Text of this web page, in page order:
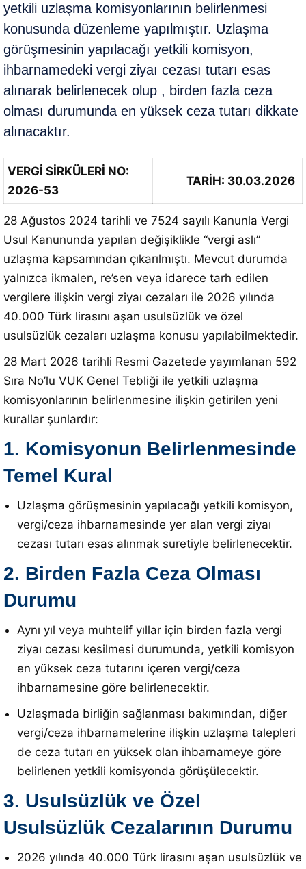
yetkili uzlaşma komisyonlarının belirlenmesi
konusunda düzenleme yapılmıştır. Uzlaşma
görüşmesinin yapılacağı yetkili komisyon,
ihbarnamedeki vergi ziyaı cezası tutarı esas
alınarak belirlenecek olup , birden fazla ceza
olması durumunda en yüksek ceza tutarı dikkate
alınacaktır.
VERGİ SİRKÜLERİ NO:
2026-53
TARİH: 30.03.2026
28 Ağustos 2024 tarihli ve 7524 sayılı Kanunla Vergi
Usul Kanununda yapılan değişiklikle “vergi aslı”
uzlaşma kapsamından çıkarılmıştı. Mevcut durumda
yalnızca ikmalen, re’sen veya idarece tarh edilen
vergilere ilişkin vergi ziyaı cezaları ile 2026 yılında
40.000 Türk lirasını aşan usulsüzlük ve özel
usulsüzlük cezaları uzlaşma konusu yapılabilmektedir.
28 Mart 2026 tarihli Resmi Gazetede yayımlanan 592
Sıra No’lu VUK Genel Tebliği ile yetkili uzlaşma
komisyonlarının belirlenmesine ilişkin getirilen yeni
kurallar şunlardır:
1. Komisyonun Belirlenmesinde
Temel Kural
Uzlaşma görüşmesinin yapılacağı yetkili komisyon,
vergi/ceza ihbarnamesinde yer alan vergi ziyaı
cezası tutarı esas alınmak suretiyle belirlenecektir.
2. Birden Fazla Ceza Olması
Durumu
Aynı yıl veya muhtelif yıllar için birden fazla vergi
ziyaı cezası kesilmesi durumunda, yetkili komisyon
en yüksek ceza tutarını içeren vergi/ceza
ihbarnamesine göre belirlenecektir.
Uzlaşmada birliğin sağlanması bakımından, diğer
vergi/ceza ihbarnamelerine ilişkin uzlaşma talepleri
de ceza tutarı en yüksek olan ihbarnameye göre
belirlenen yetkili komisyonda görüşülecektir.
3. Usulsüzlük ve Özel
Usulsüzlük Cezalarının Durumu
2026 yılında 40.000 Türk lirasını aşan usulsüzlük ve